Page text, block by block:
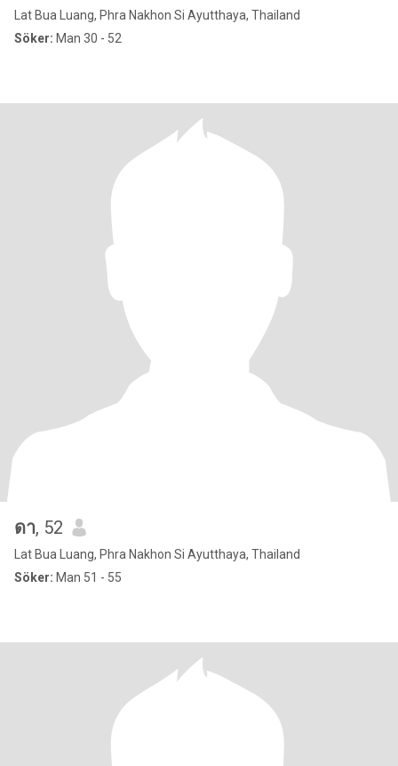
Lat Bua Luang, Phra Nakhon Si Ayutthaya, Thailand
Söker: Man 30 - 52
ดา, 52
Lat Bua Luang, Phra Nakhon Si Ayutthaya, Thailand
Söker: Man 51 - 55